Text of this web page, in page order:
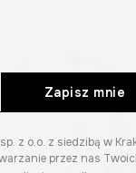
Zapisz mnie
o.o. z siedzibą w
przez nas